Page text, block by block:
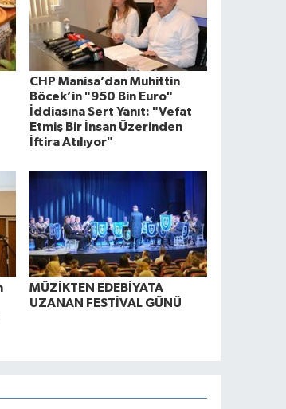
CHP Manisa’dan Muhittin
Böcek’in "950 Bin Euro"
İddiasına Sert Yanıt: "Vefat
Etmiş Bir İnsan Üzerinden
İftira Atılıyor"
MÜZİKTEN EDEBİYATA
UZANAN FESTİVAL GÜNÜ